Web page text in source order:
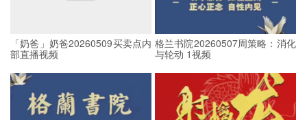
「奶爸」奶爸20260509买卖点内
部直播视频
格兰书院20260507周策略：消化
与轮动 1视频